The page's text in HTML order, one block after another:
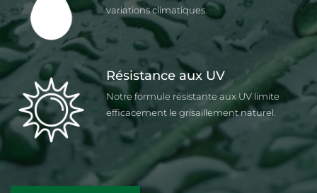
variations climatiques.
Résistance aux UV
Notre formule résistante aux UV limite
efficacement le grisaillement naturel.